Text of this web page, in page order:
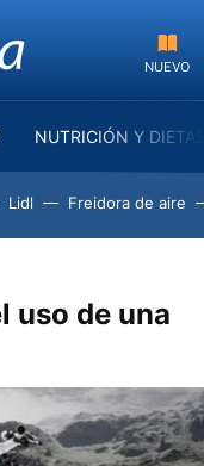
NUEVO
NUTRICIÓN Y
Lidl Freidora de aire
uso de una